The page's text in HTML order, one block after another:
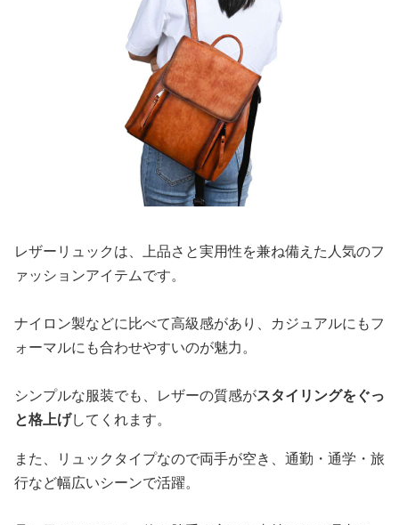
レザーリュックは、上品さと実用性を兼ね備えた人気のフ
ァッションアイテムです。
ナイロン製などに比べて高級感があり、カジュアルにもフ
ォーマルにも合わせやすいのが魅力。
シンプルな服装でも、レザーの質感がスタイリングをぐっ
と格上げしてくれます。
また、リュックタイプなので両手が空き、通勤・通学・旅
行など幅広いシーンで活躍。